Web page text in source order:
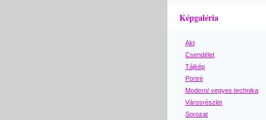
Képgaléria
Akt
Csendélet
Tájkép
Portré
Modern/ vegyes technika
Városrészlet
Sorozat